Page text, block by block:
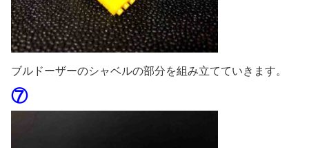
ブルドーザーのシャベルの部分を組み立てていきます。
⑦